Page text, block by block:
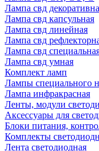
Лампа свд
Лампа свд капсульная
Лампа свд линейная
Лампа свд
Лампа свд
Лампа свд умная
Комплект ламп
Лампы специального
Лампа инфракрасная
Ленты, модули
Аксессуары для
Блоки питания,
Комплекты
Лента светодиодная